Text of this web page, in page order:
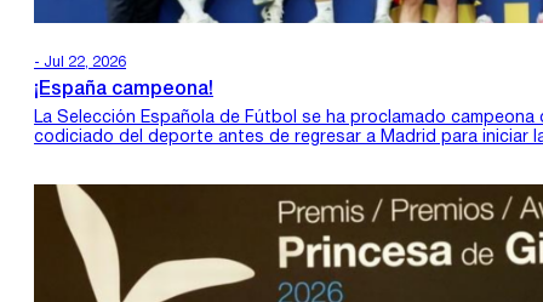
- Jul 22, 2026
¡España campeona!
La Selección Española de Fútbol se ha proclamado
codiciado del deporte antes de regresar a Madrid para iniciar